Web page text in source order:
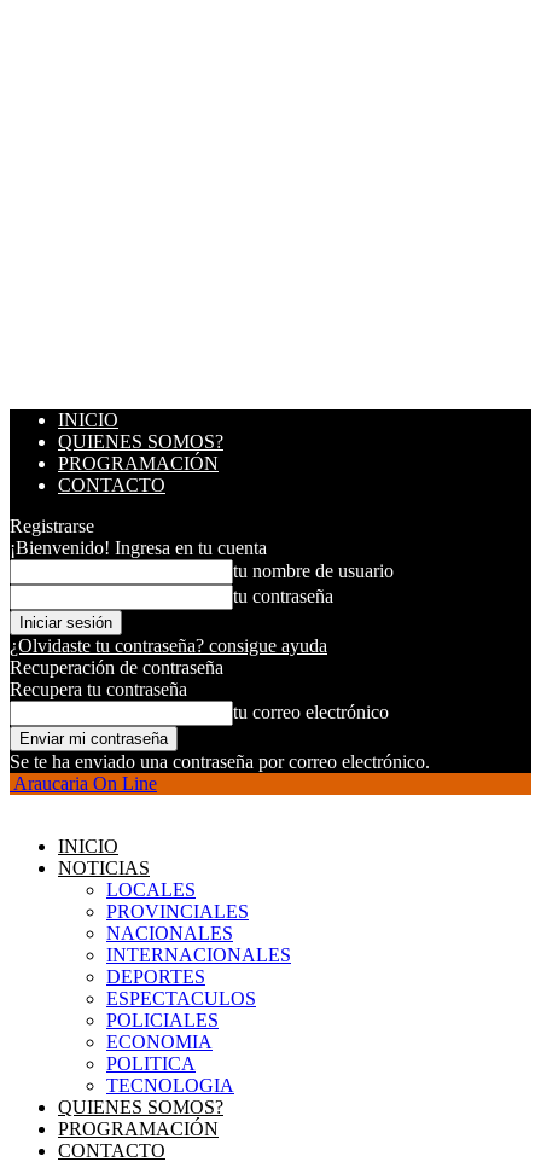
INICIO
QUIENES SOMOS?
PROGRAMACIÓN
CONTACTO
Registrarse
¡Bienvenido! Ingresa en tu cuenta
tu nombre de usuario
tu contraseña
¿Olvidaste tu contraseña? consigue ayuda
Recuperación de contraseña
Recupera tu contraseña
tu correo electrónico
Se te ha enviado una contraseña por correo electrónico.
Araucaria On Line
INICIO
NOTICIAS
LOCALES
PROVINCIALES
NACIONALES
INTERNACIONALES
DEPORTES
ESPECTACULOS
POLICIALES
ECONOMIA
POLITICA
TECNOLOGIA
QUIENES SOMOS?
PROGRAMACIÓN
CONTACTO